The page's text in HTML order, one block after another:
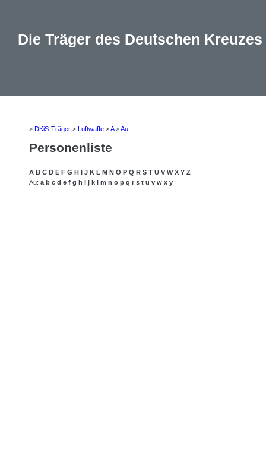
Die Träger des Deutschen Kreuzes
> DKiS-Träger > Luftwaffe >A>Au
Personenliste
A B C D E F G H I J K L M N O P Q R S T U V W X Y Z
Au: a b c d e f g h i j k l m n o p q r s t u v w x y